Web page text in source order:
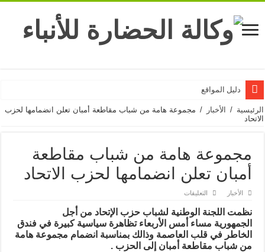
دليل المواقع
الرئيسية / الأخبار / مجموعة هامة من شباب مقاطعة أمبان تعلن انضمامها لحزب
الاتحاد
مجموعة هامة من شباب مقاطعة
أمبان تعلن انضمامها لحزب الاتحاد
الأخبار التعليقات
هامة
من
شباب
مقاطعة
أمبان
تعلن
نظمت اللجنة الوطنية لشباب حزب الإتحاد من أجل
الجمهورية مساء أمس الأربعاء تظاهرة سياسية كبيرة في فندق
الخاطر في قلب العاصمة وذالك بمناسبة انضمام مجموعة هامة
من شباب مقاطعة أمبان إلى الحزب .